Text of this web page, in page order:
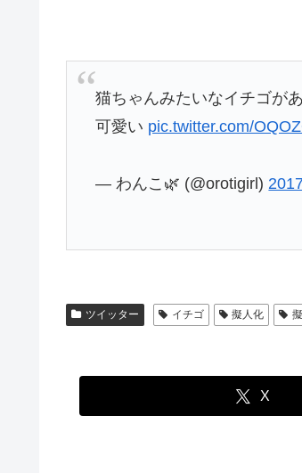
猫ちゃんみたいなイチゴが
可愛い pic.twitter.com/
— わんこ🌿 (@orotigirl)
ツイッター イチゴ 擬人化
X